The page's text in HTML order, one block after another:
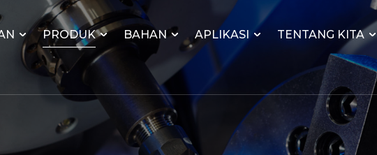
PRODUK BAHAN APLIKASI TENTANG KITA